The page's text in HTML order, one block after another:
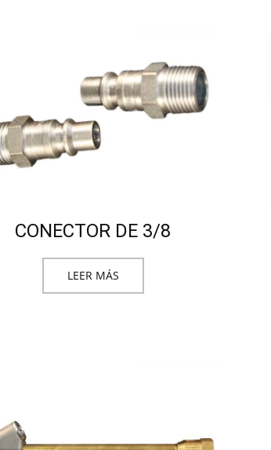
CONECTOR DE 3/8
LEER MÁS